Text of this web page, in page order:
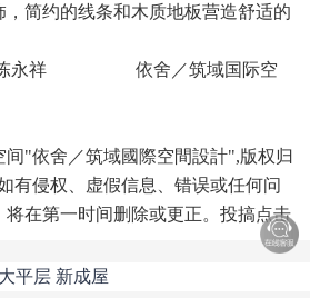
简约的线条和木质地板营造舒适的
陈永祥 依舍／筑域国际空
"依舍／筑域國際空間設計",版权归
有侵权、虚假信息、错误或任何问
在第一时间删除或更正。投搞点击
大平层 新成屋